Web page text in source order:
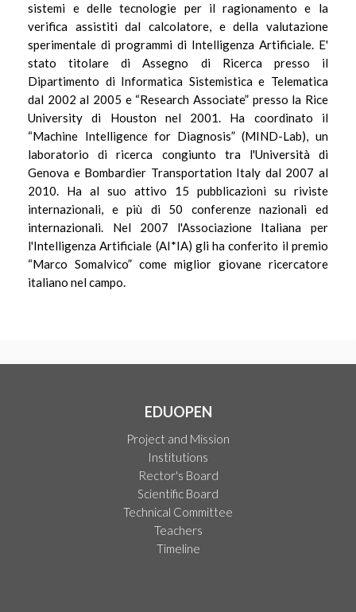
sistemi e delle tecnologie per il ragionamento e la
verifica assistiti dal calcolatore, e della valutazione
sperimentale di programmi di Intelligenza Artificiale. E'
stato titolare diAssegno di Ricerca presso il
Dipartimento di Informatica Sistemistica e Telematica
dal 2002 al 2005 e “Research Associate” presso la Rice
University di Houston nel 2001. Ha coordinato il
“Machine Intelligence for Diagnosis” (MIND-Lab), un
laboratorio di ricerca congiunto tra l'Università di
Genova e Bombardier Transportation Italy dal 2007 al
2010. Ha al suo attivo 15 pubblicazioni su riviste
internazionali, e più di 50 conferenze nazionali ed
internazionali. Nel 2007 l'Associazione Italiana per
l'Intelligenza Artificiale (AI*IA) gli ha conferito il premio
“Marco Somalvico” come miglior giovane ricercatore
italiano nel campo.
EDUOPEN
Project and Mission
Institutions
Rector's Board
Scientific Board
Technical Committee
Teachers
Timeline